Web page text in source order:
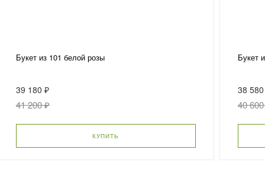
Букет из 101 белой розы
39 180 ₽
41 200 ₽
КУПИТЬ
Букет
38
40